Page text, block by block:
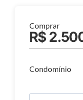
Comprar
R$
Condomínio